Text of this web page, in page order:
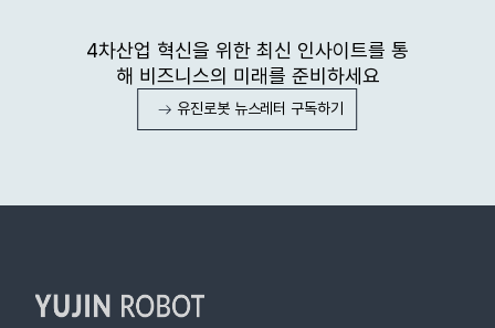
4차산업 혁신을 위한 최신 인사이트를 통
해 비즈니스의 미래를 준비하세요
유진로봇 뉴스레터 구독하기